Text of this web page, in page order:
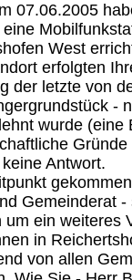
07.06.2005
West
erfolgten
der letzte von
-
wurde (eine
Antwort.
Gemeinderat -
ein weiteres
in
von allen